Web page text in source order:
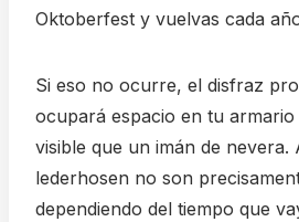
Oktoberfest y vuelvas cada
Si eso no ocurre, el disfraz
ocupará espacio en tu
visible que un imán de nevera.
lederhosen no son
dependiendo del tiempo que